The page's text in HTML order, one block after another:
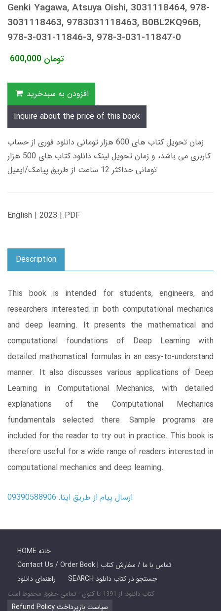
Genki Yagawa, Atsuya Oishi, 3031118464, 978-
3031118463, 9783031118463, B0BL2KQ96B,
978-3-031-11846-3, 978-3-031-11847-0
600,000 تومان
افزودن به سبدخرید
Inquire about the price of this book
زمان تحویل کتاب های 600 هزار تومانی دانلود فوری از حساب
کاربری می باشد، و زمان تحویل لینک دانلود کتاب های 500 هزار
تومانی حداکثر 12 ساعت از طریق پیامک/ایمیل
English | 2023 | PDF
Description
This book is intended for students, engineers, and
researchers interested in both computational mechanics
and deep learning. It presents the mathematical and
computational foundations of Deep Learning with
detailed mathematical formulas in an easy-to-understand
manner. It also discusses various applications of Deep
Learning in Computational Mechanics, with detailed
explanations of the Computational Mechanics
fundamentals selected there. Sample programs are
included for the reader to try out in practice. This book is
therefore useful for a wide range of readers interested in
computational mechanics and deep learning.
ارسال پیام از طریق ایتا: 09390588906
HOME خانه
Contact Us / Order Book | تماس با ما / سفارش کتاب
راهنمای دانلود
SEARCH جستجو در کتاب دانلود
کتاب دانلود: از 1391 تا کنون - تمامی حقوق محفوظ است
Refund Policy سیاست بازپرداخت